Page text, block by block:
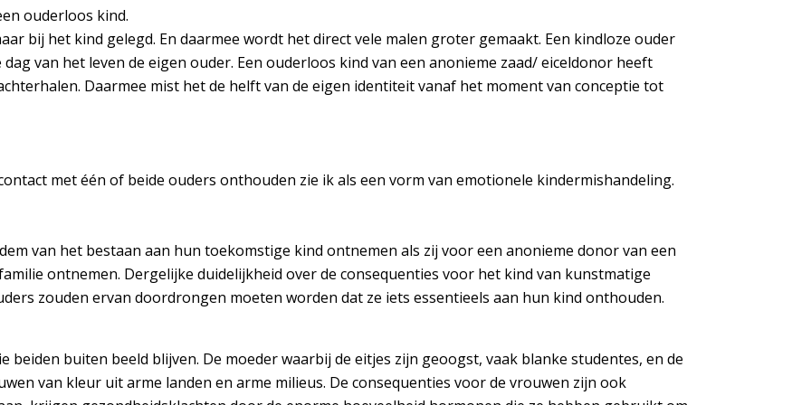
ouderloos kind.
bij het kind gelegd. En daarmee wordt het direct vele malen groter gemaakt. Een kindloze ouder
van het leven de eigen ouder. Een ouderloos kind van een anonieme zaad/ eiceldonor heeft
Daarmee mist het de helft van de eigen identiteit vanaf het moment van conceptie tot
met één of beide ouders onthouden zie ik als een vorm van emotionele kindermishandeling.
van het bestaan aan hun toekomstige kind ontnemen als zij voor een anonieme donor van een
ontnemen. Dergelijke duidelijkheid over de consequenties voor het kind van kunstmatige
zouden ervan doordrongen moeten worden dat ze iets essentieels aan hun kind onthouden.
beiden buiten beeld blijven. De moeder waarbij de eitjes zijn geoogst, vaak blanke studentes, en de
van kleur uit arme landen en arme milieus. De consequenties voor de vrouwen zijn ook